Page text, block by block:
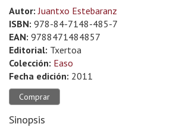
Autor:Juantxo Estebaranz
ISBN: 978-84-7148-485-7
EAN: 9788471484857
Editorial: Txertoa
Colección: Easo
Fecha edición: 2011
Comprar
Sinopsis